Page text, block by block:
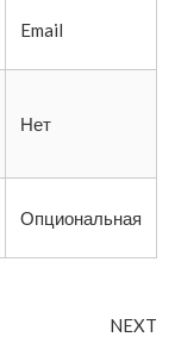
Email
Нет
Опциональная
NEXT